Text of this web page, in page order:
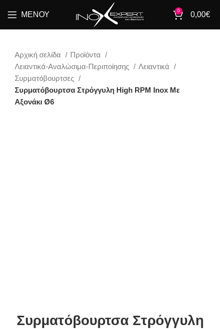
ΜΕΝΟΎ 0 0,00€
Αρχική σελίδα
Προϊόντα
Λειαντικά-Αναλώσιμα-Περιποίησης
Λειαντικά
Συρματόβουρτσες
Συρματόβουρτσα Στρόγγυλη High RPM Inox Με
Αξονάκι Ø6
Συρματόβουρτσα Στρόγγυλη